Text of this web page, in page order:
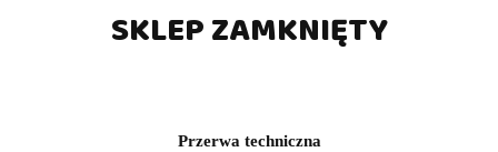
SKLEP ZAMKNIĘTY
Przerwa techniczna